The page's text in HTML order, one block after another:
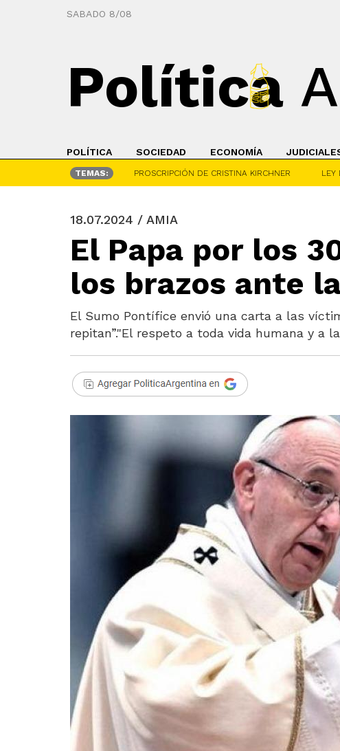
SABADO 8/08
Política
POLÍTICA SOCIEDAD ECONOMÍA
TEMAS: PROSCRIPCIÓN DE CRISTINA KIRCHNER LEY
18.07.2024 / AMIA
El Papa por los
los brazos ante
El Sumo Pontífice envió una carta a las
repitan”."El respeto a toda vida humana y a